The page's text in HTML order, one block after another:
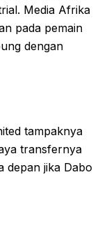
Media Afrika
pada pemain
dengan
tampaknya
transfernya
depan jika Dabo